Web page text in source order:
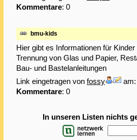
Kommentare: 0
bmu-kids
Hier gibt es Informationen für
Trennung von Glas und Papier,
Bau- und Bastelanleitungen
Link eingetragen von fossy
Kommentare: 0
In unseren Listen nichts